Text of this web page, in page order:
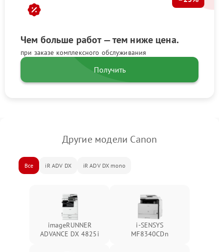
Чем больше работ — тем ниже цена.
при заказе комплексного обслуживания
Получить
Другие модели Canon
Все iR ADV DX iR ADV DX mono
imageRUNNER
ADVANCE DX 4825i
i-SENSYS
MF8340CDn